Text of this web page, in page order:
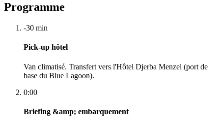
Programme
-30 min
Pick-up hôtel
Van climatisé. Transfert vers l'Hôtel Djerba Menzel (port de
base du Blue Lagoon).
0:00
Briefing &amp; embarquement